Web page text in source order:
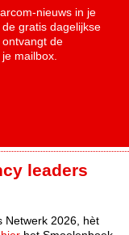
nieuws in je
de gratis dagelijkse
de
mailbox.
leaders
Netwerk 2026, hèt